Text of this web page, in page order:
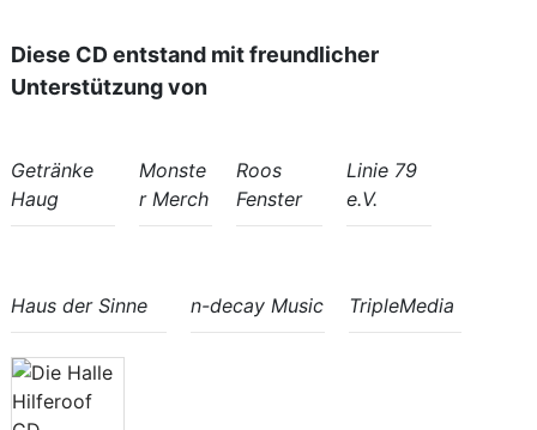
Diese CD entstand mit freundlicher
Unterstützung von
Getränke
Haug
Monste
r Merch
Roos
Fenster
Linie 79
e.V.
Haus der Sinne n-decay Music TripleMedia